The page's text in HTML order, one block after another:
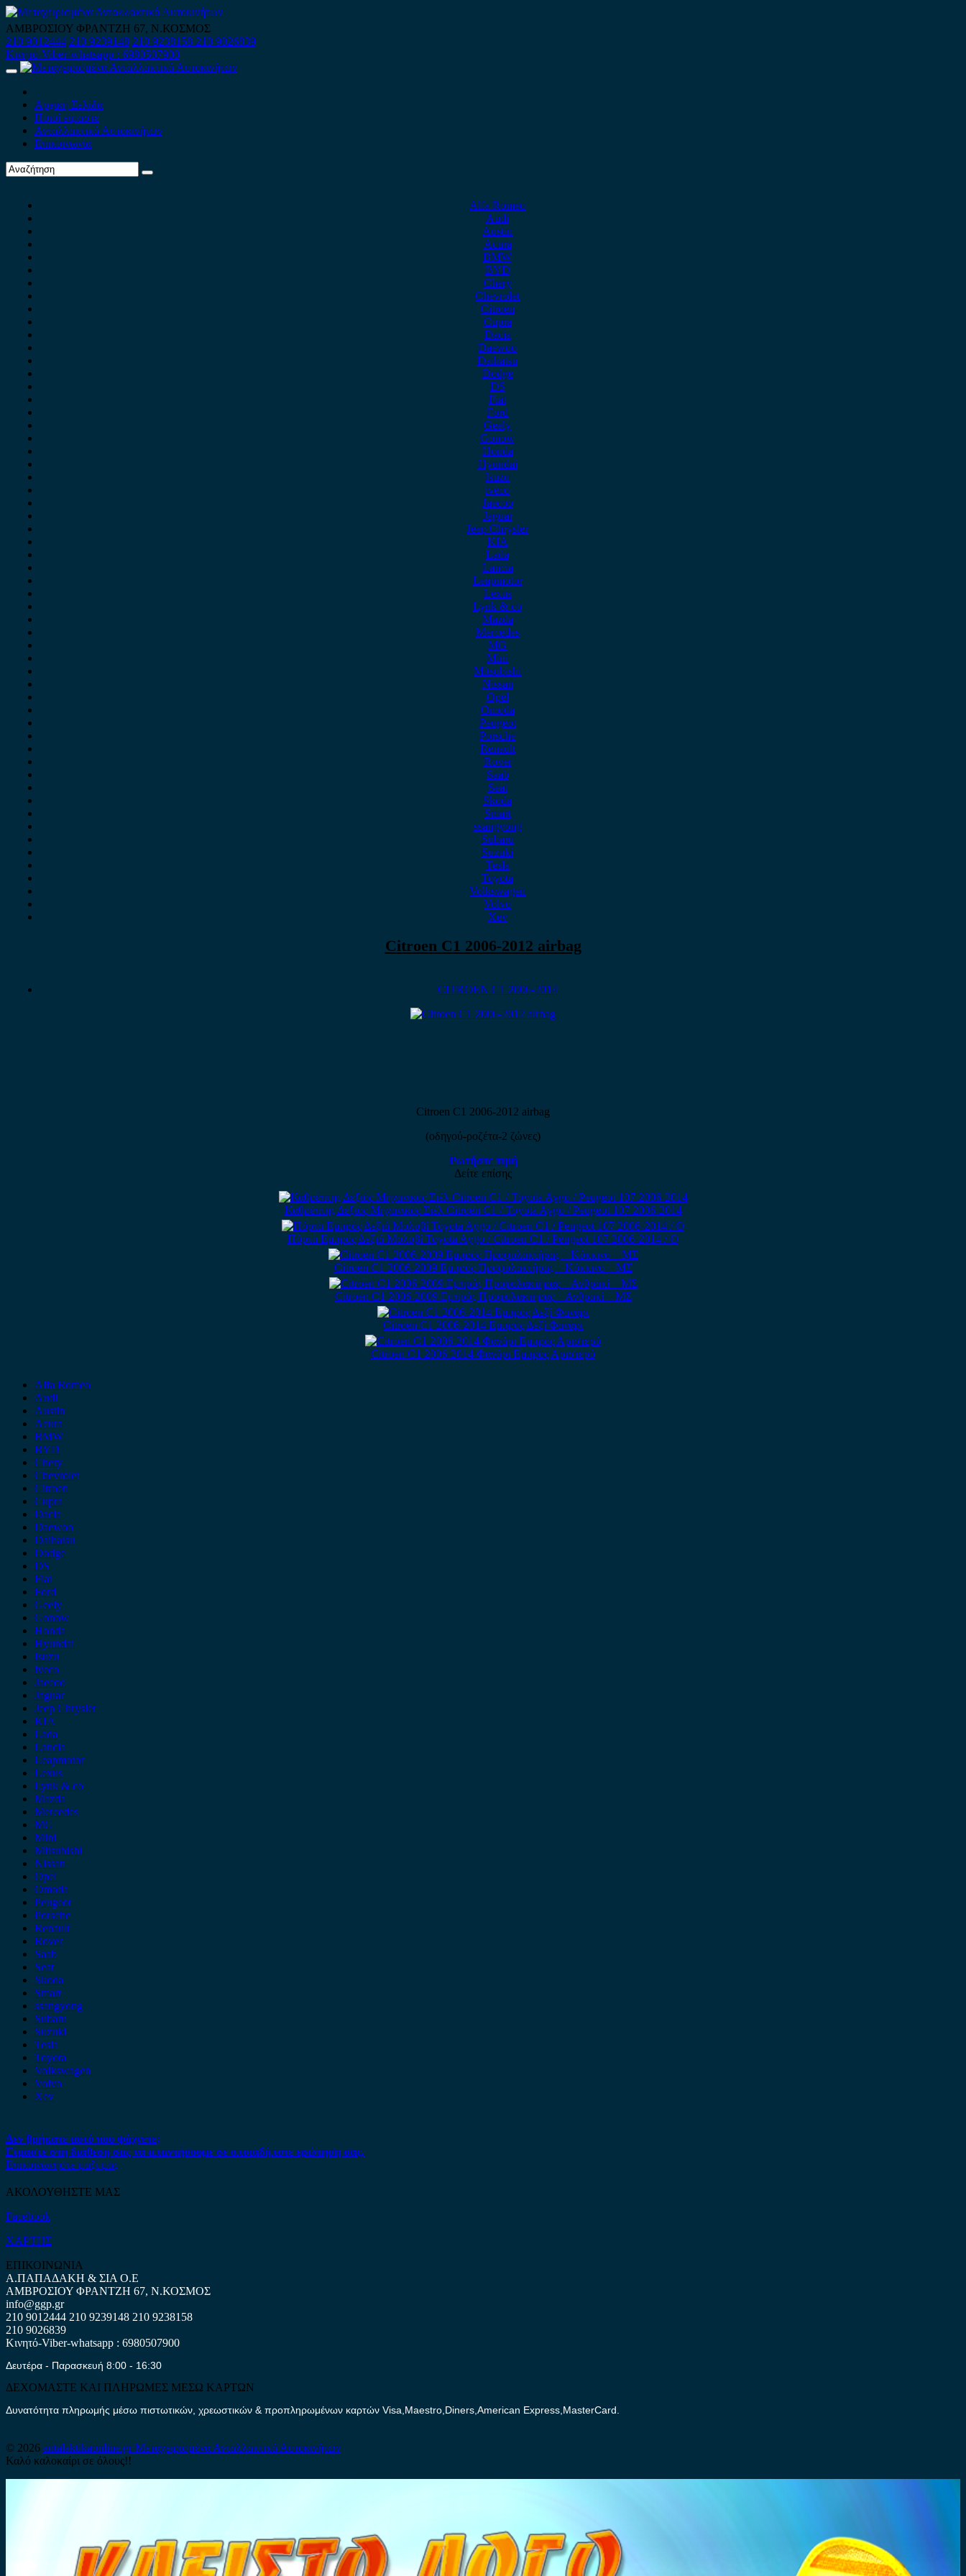
Skip
to
content
ΑΜΒΡΟΣΙΟΥ ΦΡΑΝΤΖΗ 67, Ν.ΚΟΣΜΟΣ
210 9012444 210 9239148 210 9238158 210 9026839
Κινητό-Viber-whatsapp : 6980507900
Primary
Αρχική Σελίδα
Ποιοί είμαστε
Ανταλλακτικά Αυτοκινήτων
Επικοινωνία
Alfa Romeo
Audi
Austin
Acura
BMW
BYD
Chery
Chevrolet
Citroen
Cupra
Dacia
Daewoo
Daihatsu
Dodge
DS
Fiat
Ford
Geely
Gonow
Honda
Hyundai
Isuzu
iveco
Jaecoo
Jaguar
Jeep Chrysler
KIA
Lada
Lancia
Leapmotor
Lexus
Lynk & co
Mazda
Mercedes
MG
Mini
Mitsubishi
Nissan
Opel
Omoda
Peugeot
Porsche
Renault
Rover
Saab
Seat
Skoda
Smart
ssangyong
Subaru
Suzuki
Tesla
Toyota
Volkswagen
Volvo
Xev
Citroen C1 2006-2012 airbag
CITROEN C1 2006-2014
Citroen C1 2006-2012 airbag
(οδηγού-ροζέτα-2 ζώνες)
Ρωτήστε τιμή
Δείτε επίσης
Καθρέπτης Δεξιός Μηχανικός Σιέλ Citroen C1 / Toyota Aygo / Peugeot 107 2006-2014
Πόρτα Εμπρός Δεξιά Μολυβί Toyota Aygo / Citroen C1 / Peugeot 107 2006-2014 / Θ
Citroen C1 2006-2009 Εμπρός Προφυλακτήρας – Κόκκινο – ΜΣ
Citroen C1 2006-2009 Εμπρός Προφυλακτήρας – Ανθρακί – ΜΣ
Citroen C1 2006-2014 Εμπρός Δεξί Φανάρι
Citroen C1 2006-2014 Φανάρι Εμπρός Αριστερό
Alfa Romeo
Audi
Austin
Acura
BMW
BYD
Chery
Chevrolet
Citroen
Cupra
Dacia
Daewoo
Daihatsu
Dodge
DS
Fiat
Ford
Geely
Gonow
Honda
Hyundai
Isuzu
iveco
Jaecoo
Jaguar
Jeep Chrysler
KIA
Lada
Lancia
Leapmotor
Lexus
Lynk & co
Mazda
Mercedes
MG
Mini
Mitsubishi
Nissan
Opel
Omoda
Peugeot
Porsche
Renault
Rover
Saab
Seat
Skoda
Smart
ssangyong
Subaru
Suzuki
Tesla
Toyota
Volkswagen
Volvo
Xev
Δεν βρήκατε αυτό που ψάχνετε;
Είμαστε στη διάθεση σας να απαντήσουμε σε οποιαδήποτε ερώτηση σας.
Επικοινωνήστε μαζί μας
ΑΚΟΛΟΥΘΗΣΤΕ ΜΑΣ
Facebook
ΧΑΡΤΗΣ
ΕΠΙΚΟΙΝΩΝΙΑ
Α.ΠΑΠΑΔΑΚΗ & ΣΙΑ Ο.Ε
ΑΜΒΡΟΣΙΟΥ ΦΡΑΝΤΖΗ 67, Ν.ΚΟΣΜΟΣ
info@ggp.gr
210 9012444 210 9239148 210 9238158
210 9026839
Κινητό-Viber-whatsapp : 6980507900
Δευτέρα - Παρασκευή 8:00 - 16:30
ΔΕΧΟΜΑΣΤΕ ΚΑΙ ΠΛΗΡΩΜΕΣ ΜΕΣΩ ΚΑΡΤΩΝ
Δυνατότητα πληρωμής μέσω πιστωτικών, χρεωστικών & προπληρωμένων καρτών Visa,Maestro,Diners,American Express,MasterCard.
© 2026 antalaktikaonline.grΜεταχειρισμένα Ανταλλακτικά Αυτοκινήτων
Καλό καλοκαίρι σε όλους!!